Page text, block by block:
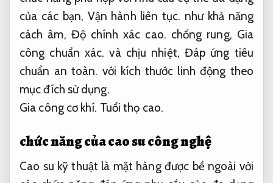
của các bạn, Vận hành liên tục. như khả năng
cách âm, Độ chính xác cao. chống rung, Gia
công chuẩn xác. và chịu nhiệt, Đáp ứng tiêu
chuẩn an toàn. với kích thước linh động theo
mục đích sử dụng.
Gia công cơ khí. Tuổi thọ cao.
chức năng của cao su công nghệ
Cao su kỹ thuật là mặt hàng được bề ngoài với